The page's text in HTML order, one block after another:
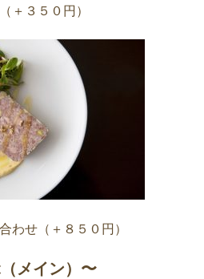
＋３５０円）
わせ（＋８５０円）
メイン）〜